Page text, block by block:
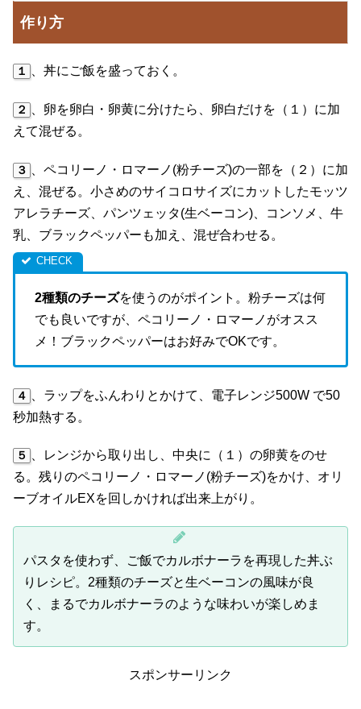
作り方
１ 、丼にご飯を盛っておく。
２ 、卵を卵白・卵黄に分けたら、卵白だけを（１）に加
えて混ぜる。
３ 、ペコリーノ・ロマーノ(粉チーズ)の一部を（２）に加
え、混ぜる。小さめのサイコロサイズにカットしたモッツ
アレラチーズ、パンツェッタ(生ベーコン)、コンソメ、牛
乳、ブラックペッパーも加え、混ぜ合わせる。
2種類のチーズを使うのがポイント。粉チーズは何
でも良いですが、ペコリーノ・ロマーノがオスス
メ！ブラックペッパーはお好みでOKです。
４ 、ラップをふんわりとかけて、電子レンジ500W で50
秒加熱する。
５ 、レンジから取り出し、中央に（１）の卵黄をのせ
る。残りのペコリーノ・ロマーノ(粉チーズ)をかけ、オリ
ーブオイルEXを回しかければ出来上がり。
パスタを使わず、ご飯でカルボナーラを再現した丼ぶ
りレシピ。2種類のチーズと生ベーコンの風味が良
く、まるでカルボナーラのような味わいが楽しめま
す。
スポンサーリンク